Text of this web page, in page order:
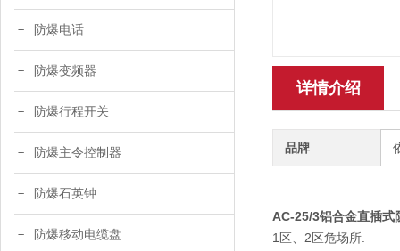
防爆电话
防爆变频器
防爆行程开关
防爆主令控制器
防爆石英钟
防爆移动电缆盘
详情介绍
品牌
AC-25/3铝合金直插式
1区、2区危场所.